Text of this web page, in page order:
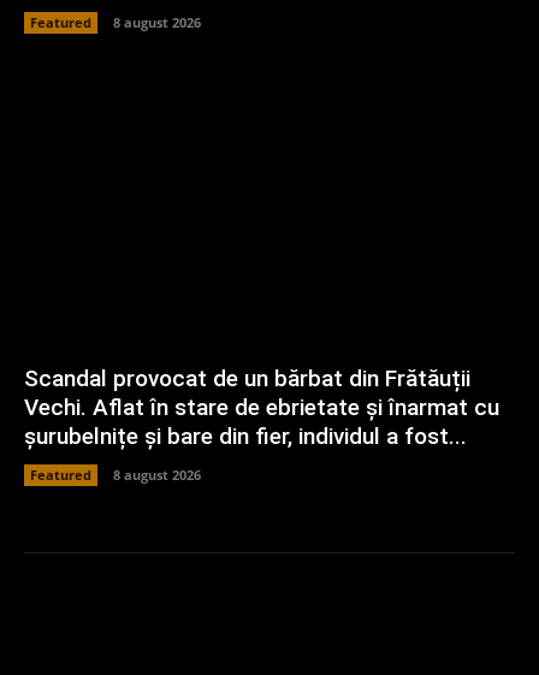
Featured 8 august 2026
Scandal provocat de un bărbat din Frătăuții
Vechi. Aflat în stare de ebrietate și înarmat cu
șurubelnițe și bare din fier, individul a fost...
Featured 8 august 2026